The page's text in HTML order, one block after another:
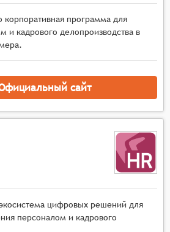
корпоративная программа для
и кадрового делопроизводства в
сайт
цифровых решений для
персоналом и кадрового